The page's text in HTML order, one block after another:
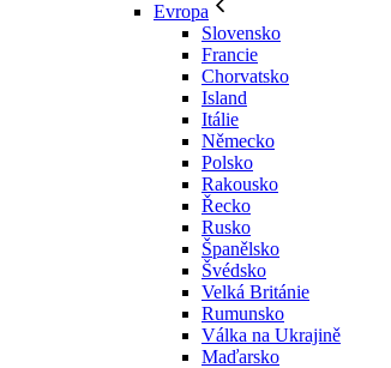
Evropa
Slovensko
Francie
Chorvatsko
Island
Itálie
Německo
Polsko
Rakousko
Řecko
Rusko
Španělsko
Švédsko
Velká Británie
Rumunsko
Válka na Ukrajině
Maďarsko